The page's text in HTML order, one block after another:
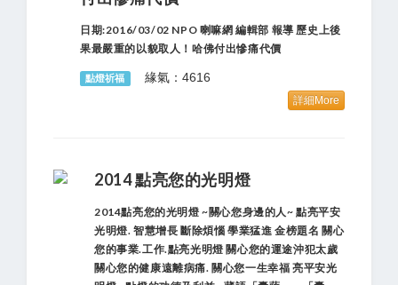
日期:2016/03/02 NPO 喇嘛網 編輯部 報導 歷史上後
果最嚴重的以貌取人！哈佛付出慘痛代價
點燈祈福 緣氣：4616
詳細More
2014 點亮您的光明燈
2014點亮您的光明燈 ~關心您身邊的人~ 點亮平安
光明燈. 智慧增長 斷除煩惱 學業猛進 金榜題名 關心
您的事業.工作.點亮光明燈 關心您的運途沖犯太歲
關心您的健康遠離病痛. 關心您一生幸福 亮平安光